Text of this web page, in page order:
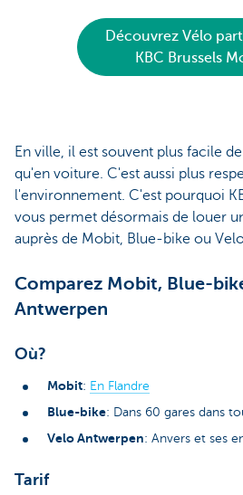
Découvrez Vélo
KBC Brussels
En ville, il est souvent plus facile
qu'en voiture. C'est aussi plus
l'environnement. C'est pourquoi
vous permet désormais de louer
auprès de Mobit, Blue-bike ou
Comparez Mobit, Blue-
Antwerpen
Où?
Mobit: En Flandre
Blue-bike: Dans 60 gares dans
Velo Antwerpen: Anvers et ses
Tarif